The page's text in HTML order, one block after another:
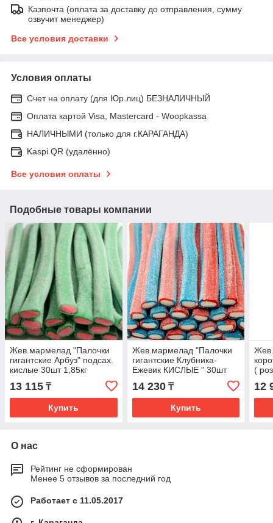
Казпочта (оплата за доставку до отправления, сумму
озвучит менеджер)
Все условия доставки
Условия оплаты
Счет на оплату (для Юр.лиц) БЕЗНАЛИЧНЫЙ
Оплата картой Visa, Mastercard - Woopkassa
НАЛИЧНЫМИ (только для г.КАРАГАНДА)
Kaspi QR (удалённо)
Все условия оплаты
Подобные товары компании
Жев.мармелад "Палочки
гигантские Арбуз" подсах.
кислые 30шт 1,85кг
джумбос /FINI Испания/
13 115 ₸
Купить
Жев.мармелад "Палочки
гигантские Клубника-
Ежевик КИСЛЫЕ " 30шт
1,85кг джумбос /FINI
Испания/
14 230₸
Купить
(
12
О нас
Рейтинг не сформирован
Менее 5 отзывов за последний год
Работает с 11.05.2017